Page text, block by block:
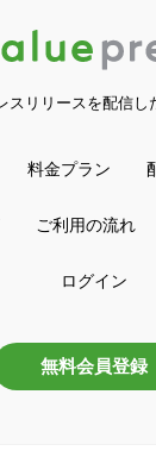
スリリースを配信し
料金プラン
ご利用の流れ
ログイン
無料会員登録